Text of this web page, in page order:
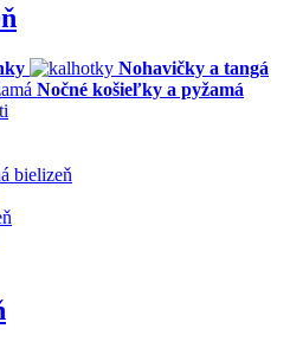
Nohavičky a tangá
Nočné košieľky a pyžamá
bielizeň